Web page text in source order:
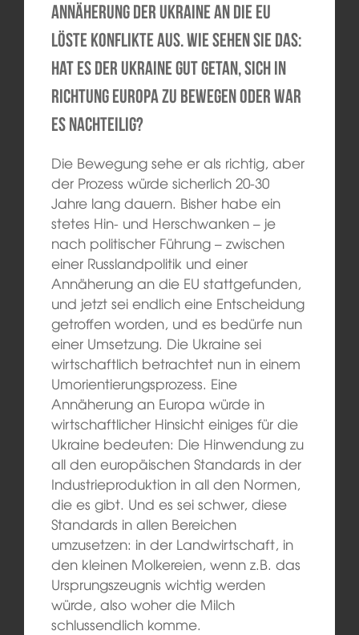
Annäherung der Ukraine an die EU
löste Konflikte aus. Wie sehen Sie das:
Hat es der Ukraine gut getan, sich in
Richtung Europa zu bewegen oder war
es nachteilig?
Die Bewegung sehe er als richtig, aber
der Prozess würde sicherlich 20-30
Jahre lang dauern. Bisher habe ein
stetes Hin- und Herschwanken – je
nach politischer Führung – zwischen
einer Russlandpolitik und einer
Annäherung an die EU stattgefunden,
und jetzt sei endlich eine Entscheidung
getroffen worden, und es bedürfe nun
einer Umsetzung. Die Ukraine sei
wirtschaftlich betrachtet nun in einem
Umorientierungsprozess. Eine
Annäherung an Europa würde in
wirtschaftlicher Hinsicht einiges für die
Ukraine bedeuten: Die Hinwendung zu
all den europäischen Standards in der
Industrieproduktion in all den Normen,
die es gibt. Und es sei schwer, diese
Standards in allen Bereichen
umzusetzen: in der Landwirtschaft, in
den kleinen Molkereien, wenn z.B. das
Ursprungszeugnis wichtig werden
würde, also woher die Milch
schlussendlich komme.